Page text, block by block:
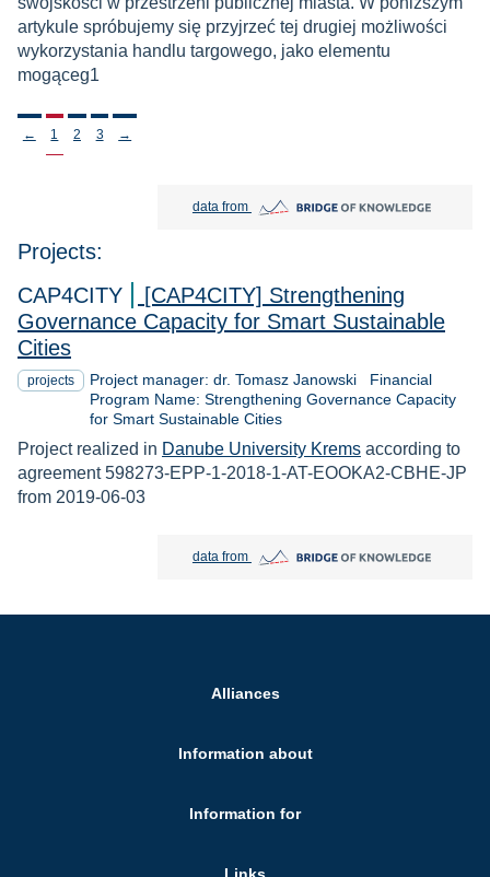
artykule spróbujemy się przyjrzeć tej drugiej możliwości
wykorzystania handlu targowego, jako elementu
mogąceg1
Stronicowanie
← 1 2 3 →
data from Bridge of Knowledge open in new tab
Projects:
CAP4CITY
[CAP4CITY] Strengthening
Governance Capacity for Smart Sustainable
Cities
projects
Project manager: dr. Tomasz Janowski Financial
Program Name: Strengthening Governance Capacity
for Smart Sustainable Cities
Project realized in Danube University Krems according to
agreement 598273-EPP-1-2018-1-AT-EOOKA2-CBHE-JP
from 2019-06-03
data from Bridge of Knowledge open in new tab
Alliances
Information about
Information for